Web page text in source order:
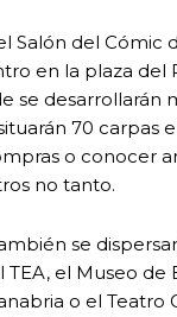
Salón del Cómic
en la plaza del
se desarrollarán
70 carpas
o conocer
no tanto.
se
el Museo de
o el Teatro